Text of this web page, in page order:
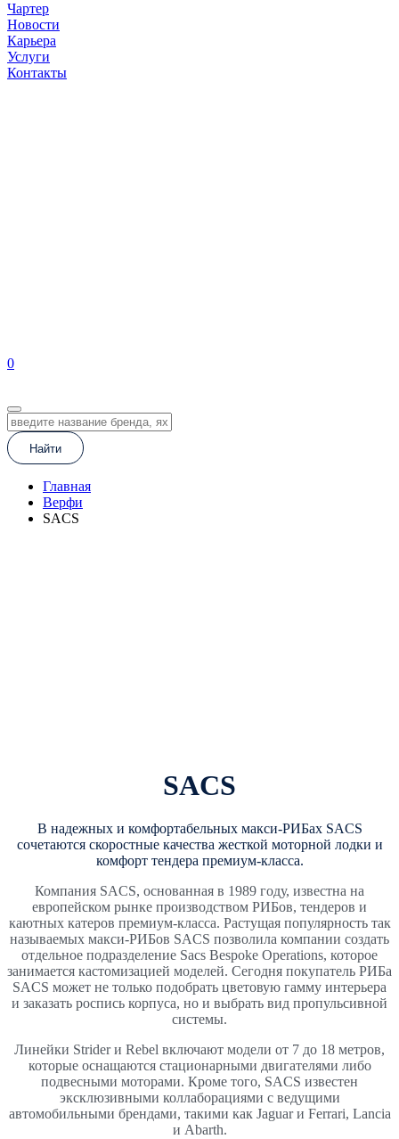
Чартер
Новости
Карьера
Услуги
Контакты
0
Найти
Главная
Верфи
SACS
SACS
В надежных и комфортабельных макси-РИБах SACS
сочетаются скоростные качества жесткой моторной лодки и
комфорт тендера премиум-класса.
Компания SACS, основанная в 1989 году, известна на
европейском рынке производством РИБов, тендеров и
каютных катеров премиум-класса. Растущая популярность так
называемых макси-РИБов SACS позволила компании создать
отдельное подразделение Sacs Bespoke Operations, которое
занимается кастомизацией моделей. Сегодня покупатель РИБа
SACS может не только подобрать цветовую гамму интерьера
и заказать роспись корпуса, но и выбрать вид пропульсивной
системы.
Линейки Strider и Rebel включают модели от 7 до 18 метров,
которые оснащаются стационарными двигателями либо
подвесными моторами. Кроме того, SACS известен
эксклюзивными коллаборациями с ведущими
автомобильными брендами, такими как Jaguar и Ferrari, Lancia
и Abarth.